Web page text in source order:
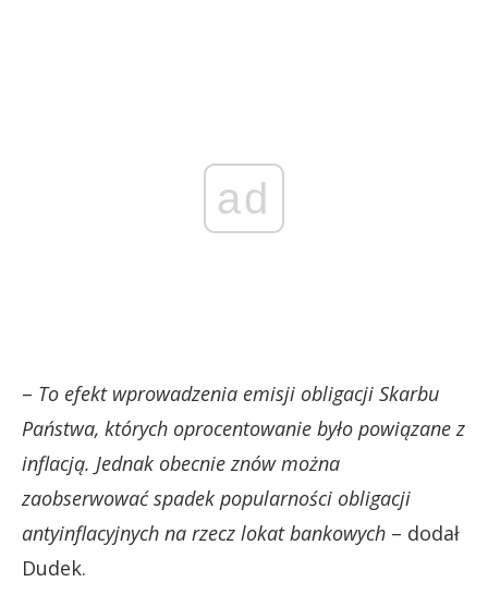
ad
– To efekt wprowadzenia emisji obligacji Skarbu
Państwa, których oprocentowanie było powiązane z
inflacją. Jednak obecnie znów można
zaobserwować spadek popularności obligacji
antyinflacyjnych na rzecz lokat bankowych – dodał
Dudek.